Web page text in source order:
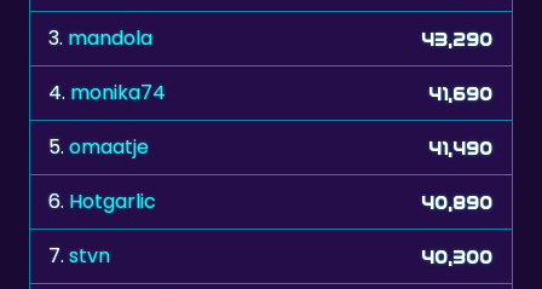
3. mandola 43,290
4. monika74 41,690
5.omaatje 41,490
6. Hotgarlic 40,890
7.stvn 40,300